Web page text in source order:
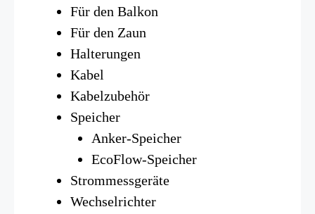
Für den Balkon
Für den Zaun
Halterungen
Kabel
Kabelzubehör
Speicher
Anker-Speicher
EcoFlow-Speicher
Strommessgeräte
Wechselrichter